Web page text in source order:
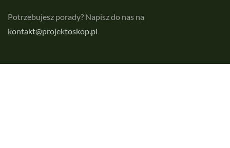
Potrzebujesz porady? Napisz do nas na
kontakt@projektoskop.pl